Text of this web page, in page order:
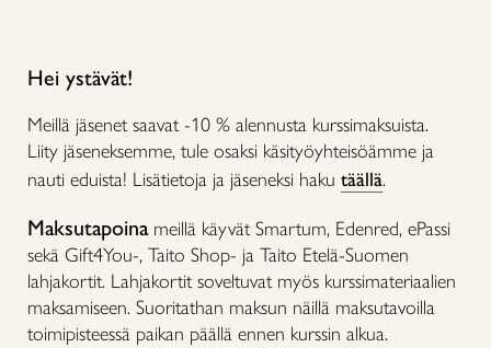
Hei ystävät!
Meillä jäsenet saavat -10 % alennusta kurssimaksuista.
Liity jäseneksemme, tule osaksi käsityöyhteisöämme ja
nauti eduista! Lisätietoja ja jäseneksi haku täällä.
Maksutapoinameillä käyvät Smartum, Edenred, ePassi
sekä Gift4You-, Taito Shop- ja Taito Etelä-Suomen
lahjakortit. Lahjakortit soveltuvat myös kurssimateriaalien
maksamiseen. Suoritathan maksun näillä maksutavoilla
toimipisteessä paikan päällä ennen kurssin alkua.